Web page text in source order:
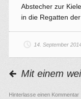
Abstecher zur
in die Regatten
14. September
Mit einem
Hinterlasse einen Kommentar